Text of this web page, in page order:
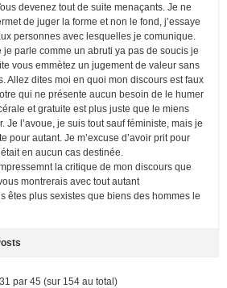
devenez tout de suite menaçants. Je ne
de juger la forme et non le fond, j’essaye
personnes avec lesquelles je comunique.
je parle comme un abruti ya pas de soucis je
vous emmètez un jugement de valeur sans
Allez dites moi en quoi mon discours est faux
qui ne présente aucun besoin de le humer
et gratuite est plus juste que le miens
Je l’avoue, je suis tout sauf féministe, mais je
pour autant. Je m’excuse d’avoir prit pour
en aucun cas destinée.
la critique de mon discours que
montrerais avec tout autant
êtes plus sexistes que biens des hommes le
par 45 (sur 154 au total)